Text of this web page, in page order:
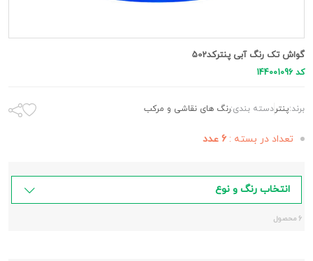
گواش تک رنگ آبی پنترکد502
کد 144001096
برند:پنتردسته بندی:رنگ های نقاشی و مرکب
تعداد در بسته : 6 عدد
انتخاب رنگ و نوع
6 محصول